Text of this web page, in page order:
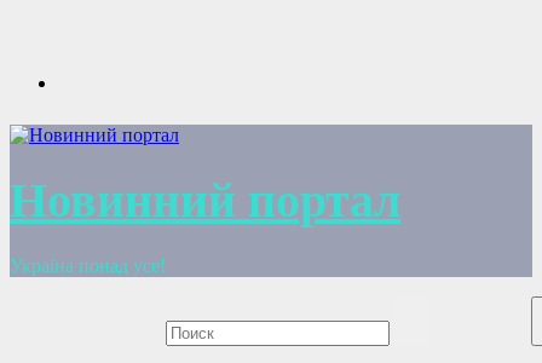
Новинний портал
Україна понад усе!